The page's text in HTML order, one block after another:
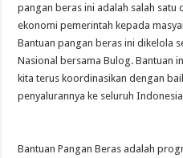
pangan beras ini adalah salah
ekonomi pemerintah kepada
Bantuan pangan beras ini dikelola
Nasional bersama Bulog. Bantuan
kita terus koordinasikan dengan
penyalurannya ke seluruh
Bantuan Pangan Beras adalah